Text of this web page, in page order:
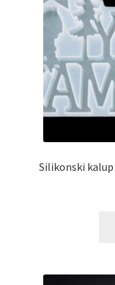
Silikonski kalup